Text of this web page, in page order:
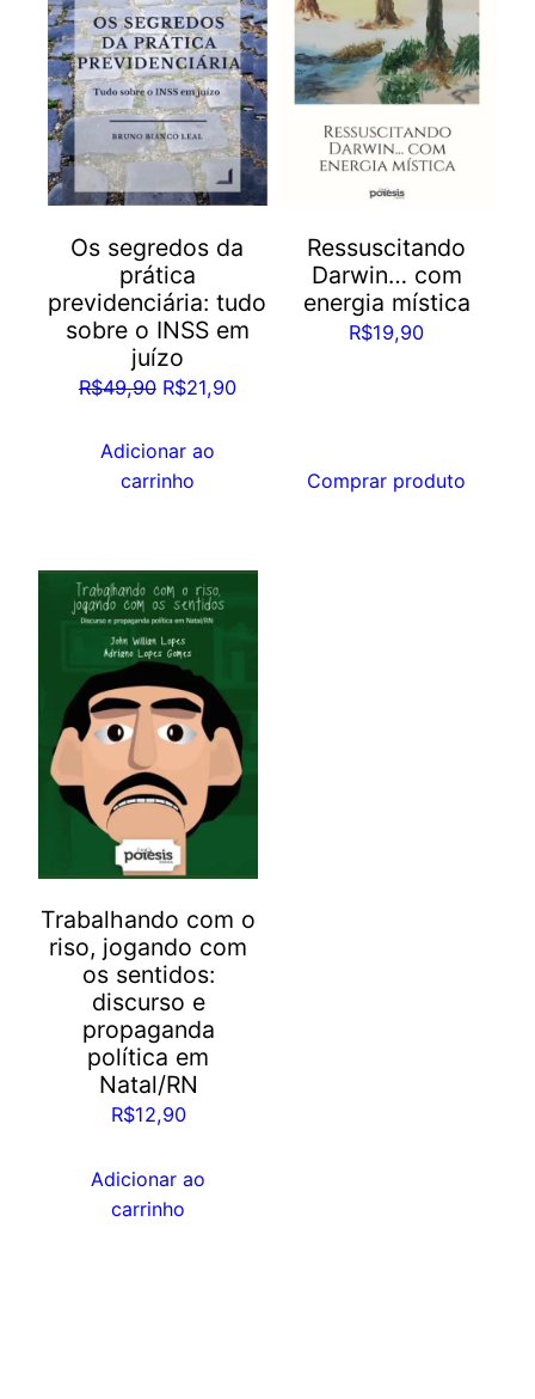
Os segredos da
prática
previdenciária: tudo
sobre o INSS em
juízo
R$49,90 O
original
era:
R$21,90O
Adicionar ao
carrinho
Ressuscitando
Darwin… com
energia mística
R$19,90
Comprar produto
Trabalhando com o
riso, jogando com
os sentidos:
discurso e
propaganda
política em
Natal/RN
R$12,90
Adicionar ao
carrinho